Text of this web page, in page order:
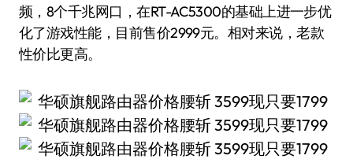
频，8个千兆网口，在RT-AC5300的基础上进一步优
化了游戏性能，目前售价2999元。相对来说，老款
性价比更高。